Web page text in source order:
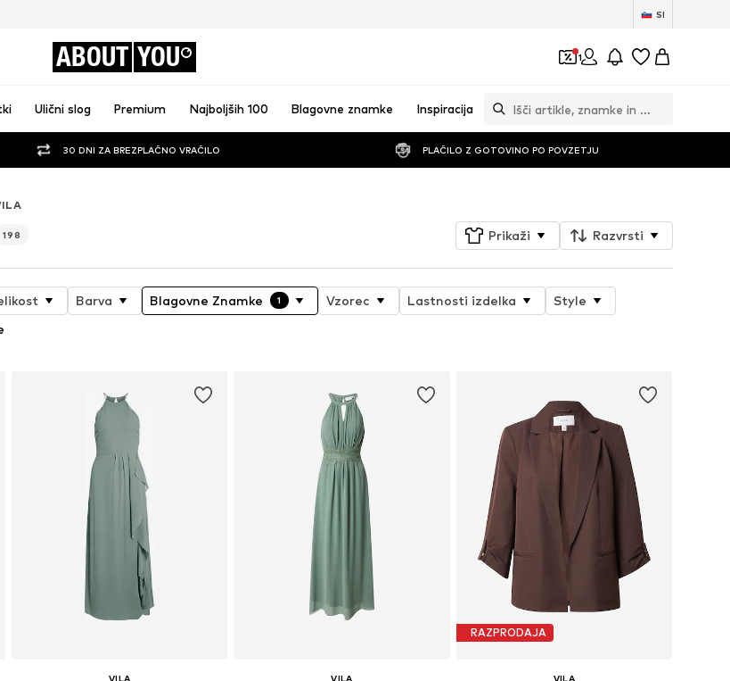
SI
ABOUT YOU 1
Ulični slog Premium Najboljših 100 Blagovne znamke Inspiracija
30 DNI ZA BREZPLAČNO VRAČILO PLAČILO Z GOTOVINO PO POVZETJU
198 Prikaži Razvrsti
Barva Blagovne Znamke 1 Vzorec Lastnosti izdelka
Style
VILA
VILA
RAZPRODAJA
VILA